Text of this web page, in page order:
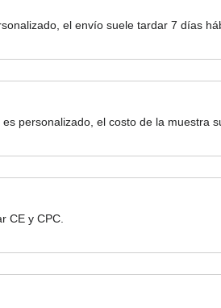
el envío suele tardar 7 días
personalizado, el costo de la muestra
CE y CPC.